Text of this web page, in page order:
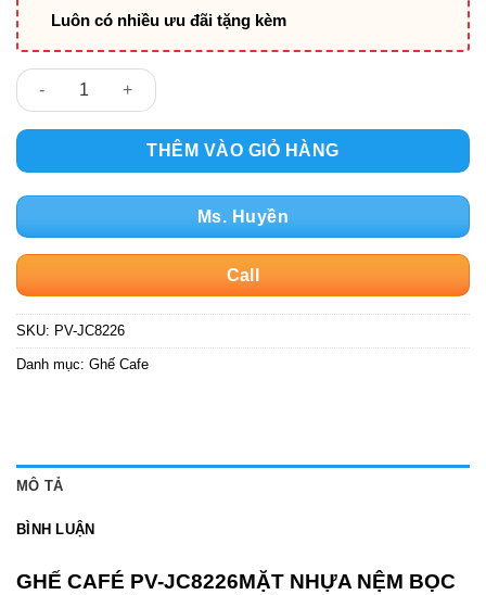
Luôn có nhiều ưu đãi tặng kèm
GHẾ CAFE MẶT NHỰA NỆM BỌC SI CHÂN SẮT SƠN GIẢ GỖ
THÊM VÀO GIỎ HÀNG
Ms. Huyền
Call
SKU: PV-JC8226
Danh mục: Ghế Cafe
MÔ TẢ
BÌNH LUẬN
GHẾ CAFÉ PV-JC8226MẶT NHỰA NỆM BỌC